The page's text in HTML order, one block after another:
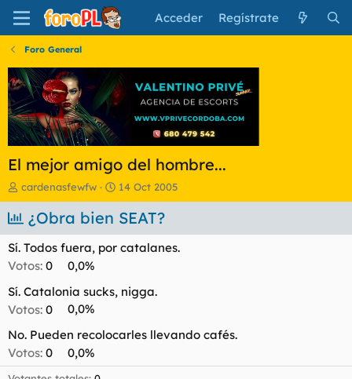
Acceder Regístrate
Foro General
El mejor amigo del hombre...
I
n
i
c
d
d
l
t
e
cardenasfewfw
F
e
c
h
d
n
i
14 Oct 2005
¿Obra bien SEAT?
Sí. Todos fuera, por catalanes.
Votos: 0
0,0%
Sí. Catalonia sucks, nigga.
Votos: 0
0,0%
No. Pueden recolocarles llevando cafés.
Votos: 0 0,0%